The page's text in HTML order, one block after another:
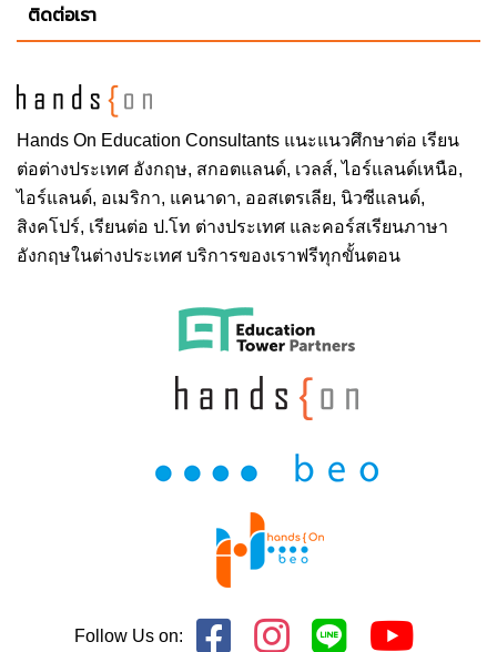
Hands On Education Consultants แนะแนวศึกษาต่อ เรียน
ต่อต่างประเทศ อังกฤษ, สกอตแลนด์, เวลส์, ไอร์แลนด์เหนือ,
ไอร์แลนด์, อเมริกา, แคนาดา, ออสเตรเลีย, นิวซีแลนด์,
สิงคโปร์, เรียนต่อ ป.โท ต่างประเทศ และคอร์สเรียนภาษา
อังกฤษในต่างประเทศ บริการของเราฟรีทุกขั้นตอน
ติดต่อเรา
Follow Us on: